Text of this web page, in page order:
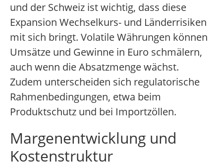
und der Schweiz ist wichtig, dass diese
Expansion Wechselkurs- und Länderrisiken
mit sich bringt. Volatile Währungen können
Umsätze und Gewinne in Euro schmälern,
auch wenn die Absatzmenge wächst.
Zudem unterscheiden sich regulatorische
Rahmenbedingungen, etwa beim
Produktschutz und bei Importzöllen.
Margenentwicklung und
Kostenstruktur